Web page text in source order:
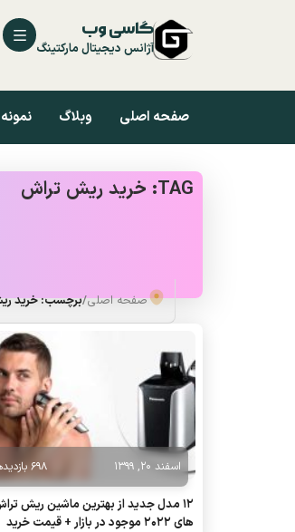
گاسی وب
آژانس دیجیتال مارکتینگ
صفحه اصلی وبلاگ
TAG: خرید ریش تراش
صفحه اصلی/برچسب: خرید
اسفند 20, 1399 698 بازدیدها
12 مدل جدید از بهترین ماشین ریش
های 2022 موجود در بازار + قیمت خرید